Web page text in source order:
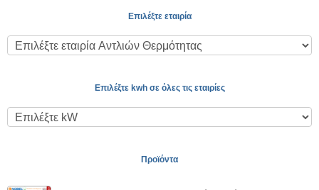
Επιλέξτε εταιρία
Επιλέξτε kwh σε όλες τις εταιρίες
Προϊόντα